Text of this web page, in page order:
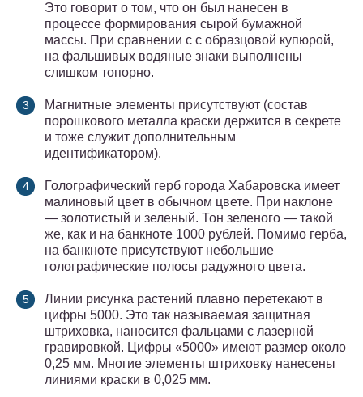
Это говорит о том, что он был нанесен в
процессе формирования сырой бумажной
массы. При сравнении с с образцовой купюрой,
на фальшивых водяные знаки выполнены
слишком топорно.
Магнитные элементы присутствуют (состав
порошкового металла краски держится в секрете
и тоже служит дополнительным
идентификатором).
Голографический герб города Хабаровска имеет
малиновый цвет в обычном цвете. При наклоне
— золотистый и зеленый. Тон зеленого — такой
же, как и на банкноте 1000 рублей. Помимо герба,
на банкноте присутствуют небольшие
голографические полосы радужного цвета.
Линии рисунка растений плавно перетекают в
цифры 5000. Это так называемая защитная
штриховка, наносится фальцами с лазерной
гравировкой. Цифры «5000» имеют размер около
0,25 мм. Многие элементы штриховку нанесены
линиями краски в 0,025 мм.